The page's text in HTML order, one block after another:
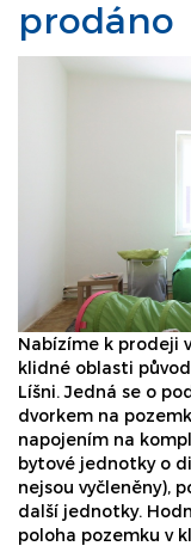
prodáno
Nabízíme k prodeji
klidné oblasti
Líšni. Jedná se o
dvorkem na
napojením na
bytové jednotky o
nejsou vyčleněny),
další jednotky.
poloha pozemku v